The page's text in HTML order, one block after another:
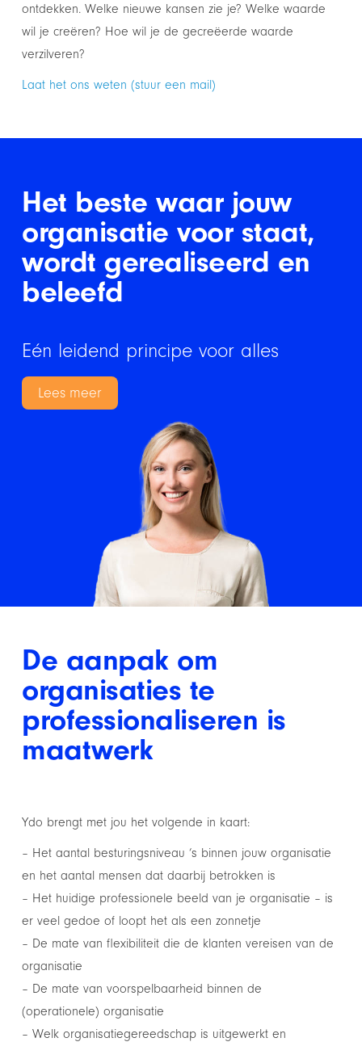
ontdekken. Welke nieuwe kansen zie je? Welke waarde
wil je creëren? Hoe wil je de gecreëerde waarde
verzilveren?
Laat het ons weten (stuur een mail)
Het beste waar jouw
organisatie voor staat,
wordt gerealiseerd en
beleefd
Eén leidend principe voor alles
Lees meer
De aanpak om
organisaties te
professionaliseren is
maatwerk
Ydo brengt met jou het volgende in kaart:
– Het aantal besturingsniveau ’s binnen jouw organisatie
en het aantal mensen dat daarbij betrokken is
– Het huidige professionele beeld van je organisatie – is
er veel gedoe of loopt het als een zonnetje
– De mate van flexibiliteit die de klanten vereisen van de
organisatie
– De mate van voorspelbaarheid binnen de
(operationele) organisatie
– Welk organisatiegereedschap is uitgewerkt en